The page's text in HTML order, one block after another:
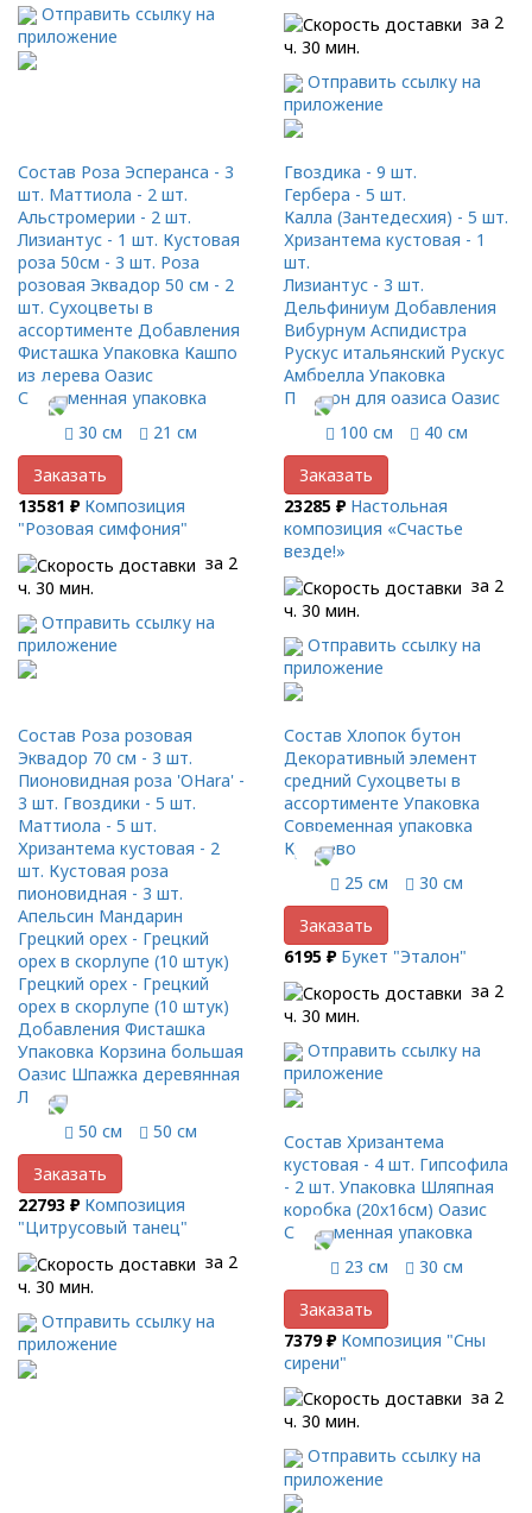
Отправить ссылку на
приложение
за 2
ч. 30 мин.
Отправить ссылку на
приложение
Состав Роза Эсперанса - 3
шт. Маттиола - 2 шт.
Альстромерии - 2 шт.
Лизиантус - 1 шт. Кустовая
роза 50см - 3 шт. Роза
розовая Эквадор 50 см - 2
шт. Сухоцветы в
ассортименте Добавления
Фисташка Упаковка Кашпо
из дерева Оазис
Современная упаковка
30 см
21 см
Заказать
13581 ₽ Композиция
"Розовая симфония"
за 2
ч. 30 мин.
Отправить ссылку на
приложение
Гвоздика - 9 шт.
Гербера - 5 шт.
Калла (Зантедесхия) - 5 шт.
Хризантема кустовая - 1
шт.
Лизиантус - 3 шт.
Дельфиниум Добавления
Вибурнум Аспидистра
Рускус итальянский Рускус
Амбрелла Упаковка
Поддон для оазиса Оазис
100 см
40 см
Заказать
23285 ₽ Настольная
композиция «Счастье
везде!»
за 2
ч. 30 мин.
Отправить ссылку на
приложение
Состав Роза розовая
Эквадор 70 см - 3 шт.
Пионовидная роза 'OHara' -
3 шт. Гвоздики - 5 шт.
Маттиола - 5 шт.
Хризантема кустовая - 2
шт. Кустовая роза
пионовидная - 3 шт.
Апельсин Мандарин
Грецкий орех - Грецкий
орех в скорлупе (10 штук)
Грецкий орех - Грецкий
орех в скорлупе (10 штук)
Добавления Фисташка
Упаковка Корзина большая
Оазис Шпажка деревянная
Лента
50 см
50 см
Заказать
22793 ₽ Композиция
"Цитрусовый танец"
за 2
ч. 30 мин.
Отправить ссылку на
приложение
Состав Хлопок бутон
Декоративный элемент
средний Сухоцветы в
ассортименте Упаковка
Современная упаковка
Кружево
25 см
30 см
Заказать
6195 ₽ Букет "Эталон"
за 2
ч. 30 мин.
Отправить ссылку на
приложение
Состав Хризантема
кустовая - 4 шт. Гипсофила
- 2 шт. Упаковка Шляпная
коробка (20x16см) Оазис
Современная упаковка
23 см
30 см
Заказать
7379 ₽ Композиция "Сны
сирени"
за 2
ч. 30 мин.
Отправить ссылку на
приложение